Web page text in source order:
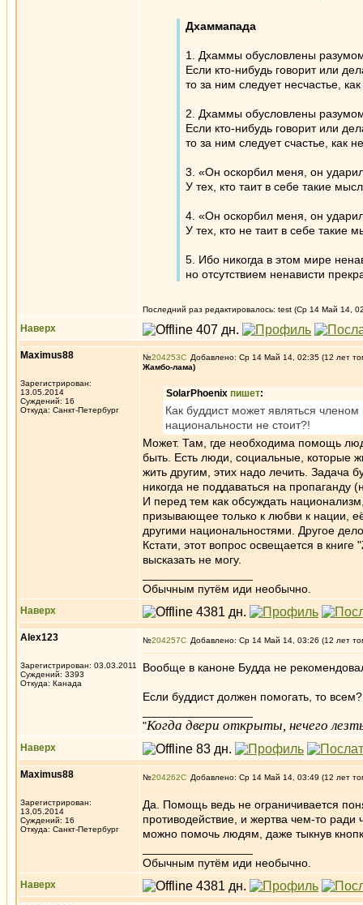
Дхаммапада
1. Дхаммы обусловлены
Если кто-нибудь говорит или
то за ним следует несчастье,
2. Дхаммы обусловлены
Если кто-нибудь говорит или
то за ним следует счастье, как
3. «Он оскорбил меня, он
У тех, кто таит в себе такие
4. «Он оскорбил меня, он
У тех, кто не таит в себе такие
5. Ибо никогда в этом мире
но отсутствием ненависти
Последний раз редактировалось: test (Ср 14 Май 14,
Наверх
Maximus88
Зарегистрирован:
13.05.2014
Суждений: 16
Откуда: Санкт-Петербург
№204253
Добавлено: Ср 14 Май 14, 02:35 (12 лет
Жамбо-лама)
SolarPhoenix пишет:
Как буддист может являться
национальности не стоит?!
Может. Там, где необходима помощь
быть. Есть люди, социальные, которые
жить другим, этих надо лечить. Задача
никогда не поддаваться на
И перед тем как обсуждать
призывающее только к любви к нации,
другими национальностями. Другое
Кстати, этот вопрос освещается в
высказать не могу.
Обычным путём иди необычно.
Наверх
Alex123
Зарегистрирован: 03.03.2011
Суждений: 3393
Откуда: Канада
№204257 Добавлено: Ср 14 Май 14, 03:26 (12 лет
Вообще в каноне Будда не
Если буддист должен помогать, то всем?
"Когда двери открыты, нечего
Наверх
Maximus88
Зарегистрирован:
13.05.2014
Суждений: 16
Откуда: Санкт-Петербург
№204262 Добавлено: Ср 14 Май 14, 03:49 (12 лет
Да. Помощь ведь не ограничивается
противодействие, и жертва чем-то ради
можно помочь людям, даже тыкнув
Обычным путём иди необычно.
Наверх